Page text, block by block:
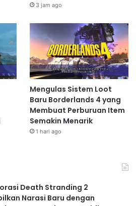
3 jam ago
Mengulas Sistem Loot
Baru Borderlands 4 yang
Membuat Perburuan Item
Semakin Menarik
1 hari ago
Death Stranding 2
Narasi Baru dengan